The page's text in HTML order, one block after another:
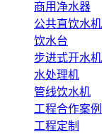
商用净水器
公共直饮水机
饮水台
步进式开水机
水处理机
管线饮水机
工程合作案例
工程定制